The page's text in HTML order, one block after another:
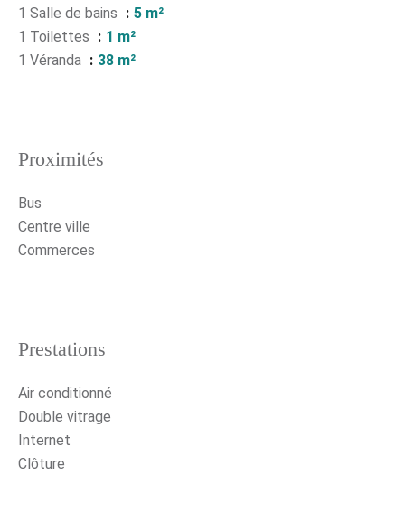
1 Salle de bains
5 m²
1 Toilettes
1 m²
1 Véranda
38 m²
Proximités
Bus
Centre ville
Commerces
Prestations
Air conditionné
Double vitrage
Internet
Clôture